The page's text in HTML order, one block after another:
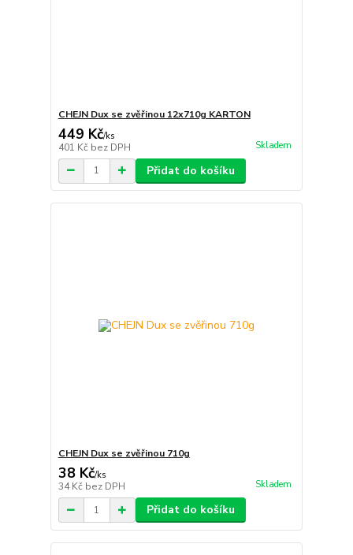
CHEJN Dux se zvěřinou 12x710g KARTON
449 Kč/ks
401 Kč bez DPH Skladem
Přidat do košíku
CHEJN Dux se zvěřinou 710g
38 Kč/ks
34 Kč bez DPH Skladem
Přidat do košíku